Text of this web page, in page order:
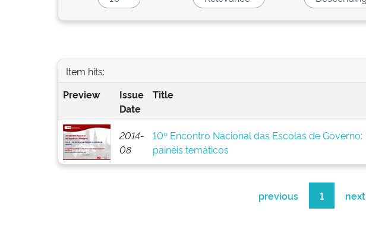
Item hits:
Preview
Issue
Date
Title
2014-
08
10º Encontro Nacional das Escolas de Governo:
painéis temáticos
previous 1 next